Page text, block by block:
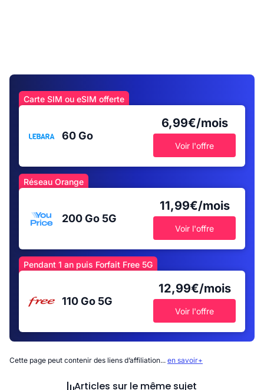
Carte SIM ou eSIM offerte
60 Go
6,99€/mois
Voir l'offre
Réseau Orange
200 Go 5G
11,99€/mois
Voir l'offre
Pendant 1 an puis Forfait Free 5G
110 Go 5G
12,99€/mois
Voir l'offre
Cette page peut contenir des liens d’affiliation... en savoir+
Articles sur le même sujet